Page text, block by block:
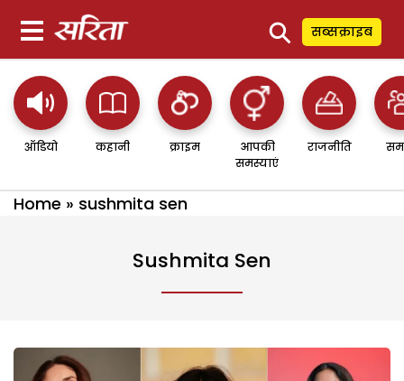
⚲ सब्सक्राइब
ऑडियो कहानी क्राइम
आपकी
समस्याएं
राजनीति
Home » sushmita sen
Sushmita Sen